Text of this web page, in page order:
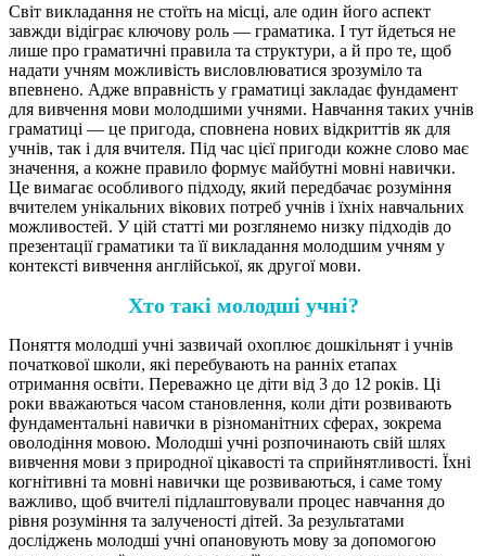
Світ викладання не стоїть на місці, але один його аспект
завжди відіграє ключову роль — граматика. І тут йдеться не
лише про граматичні правила та структури, а й про те, щоб
надати учням можливість висловлюватися зрозуміло та
впевнено. Адже вправність у граматиці закладає фундамент
для вивчення мови молодшими учнями. Навчання таких учнів
граматиці — це пригода, сповнена нових відкриттів як для
учнів, так і для вчителя. Під час цієї пригоди кожне слово має
значення, а кожне правило формує майбутні мовні навички.
Це вимагає особливого підходу, який передбачає розуміння
вчителем унікальних вікових потреб учнів і їхніх навчальних
можливостей. У цій статті ми розглянемо низку підходів до
презентації граматики та її викладання молодшим учням у
контексті вивчення англійської, як другої мови.
Хто такі молодші учні?
Поняття молодші учні зазвичай охоплює дошкільнят і учнів
початкової школи, які перебувають на ранніх етапах
отримання освіти. Переважно це діти від 3 до 12 років. Ці
роки вважаються часом становлення, коли діти розвивають
фундаментальні навички в різноманітних сферах, зокрема
оволодіння мовою. Молодші учні розпочинають свій шлях
вивчення мови з природної цікавості та сприйнятливості. Їхні
когнітивні та мовні навички ще розвиваються, і саме тому
важливо, щоб вчителі підлаштовували процес навчання до
рівня розуміння та залученості дітей. За результатами
досліджень молодші учні опановують мову за допомогою